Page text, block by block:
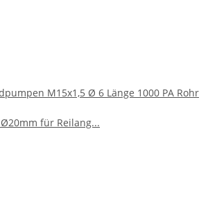
M15x1,5 Ø 6 Länge 1000 PA Rohr